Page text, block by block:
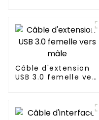
AC100-250 V avec
minuterie
Câble d'extension
USB 3.0 femelle vers